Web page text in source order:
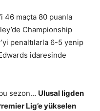
46 maçta 80 puanla
Championship
penaltılarla 6-5 yenip
idaresinde
sezon… Ulusal ligden
Lig’e yükselen